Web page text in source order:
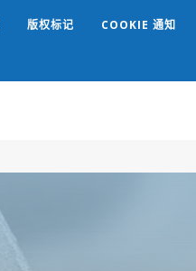
版权标记 COOKIE 通知